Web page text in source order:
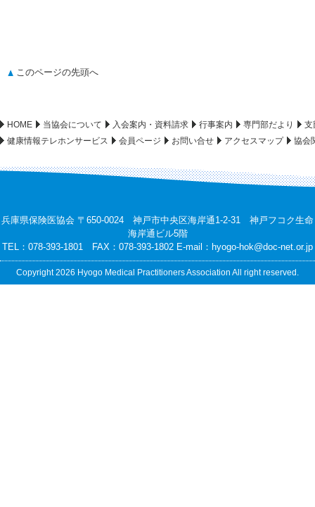
このページの先頭へ
HOME 当協会について 入会案内・資料請求 行事案内 専門部だより
支
健康情報テレホンサービス
会員ページ お問い合せ アクセスマップ 協会
兵庫県保険医協会 〒650-0024 神戸市中央区海岸通1-2-31 神戸フコク生命
海岸通ビル5階
TEL：078-393-1801 FAX：078-393-1802 E-mail： hyogo-hok@doc-net.or.jp
Copyright 2026 Hyogo Medical Practitioners Association All right reserved.